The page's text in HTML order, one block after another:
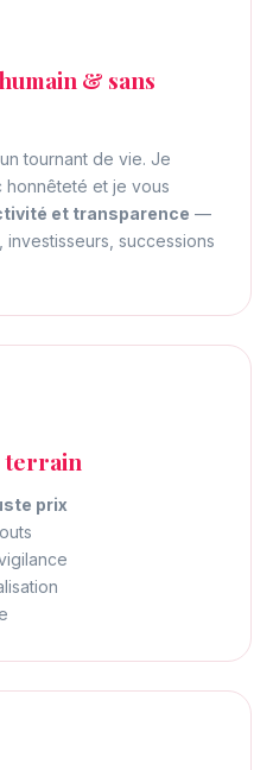
& sans
tournant de vie. Je
honnêteté et je vous
et transparence —
successions
terrain
prix